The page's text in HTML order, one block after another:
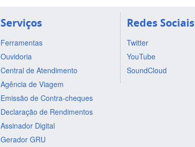
Serviços
Ferramentas
Ouvidoria
Central de Atendimento
Agência de Viagem
Emissão de Contra-cheques
Declaração de Rendimentos
Assinador Digital
Gerador GRU
Redes Sociais
Twitter
YouTube
SoundCloud